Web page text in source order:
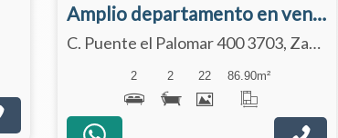
Amplio departamento en venta con fácil acceso a López Mateos | Balanty
C. Puente el Palomar 400 3703, Zapopan, Jalisco 45234
2 2 22 86.90m²